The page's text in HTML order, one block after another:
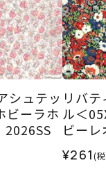
シュテッ
ビーラホ
2026SS
リバ
ル＜
ビー
¥261(